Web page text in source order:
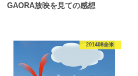
GAORA放映を見ての感想
201408全米